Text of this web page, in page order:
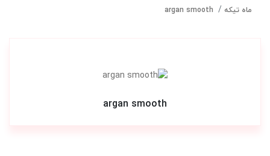
ماه تیکه argan smooth
argan smooth